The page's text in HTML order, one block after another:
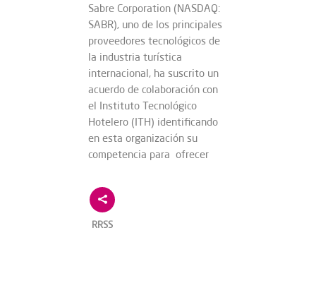
Sabre Corporation (NASDAQ:
SABR), uno de los principales
proveedores tecnológicos de
la industria turística
internacional, ha suscrito un
acuerdo de colaboración con
el Instituto Tecnológico
Hotelero (ITH) identificando
en esta organización su
competencia para ofrecer
RRSS